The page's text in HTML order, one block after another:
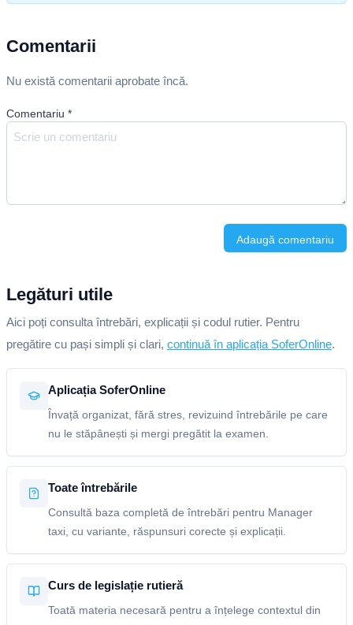
Comentarii
Nu există comentarii aprobate încă.
Comentariu *
Adaugă comentariu
Legături utile
Aici poți consulta întrebări, explicații și codul rutier. Pentru
pregătire cu pași simpli și clari, continuă în aplicația SoferOnline.
Aplicația SoferOnline
Învață organizat, fără stres, revizuind întrebările pe care
nu le stăpânești și mergi pregătit la examen.
Toate întrebările
Consultă baza completă de întrebări pentru Manager
taxi, cu variante, răspunsuri corecte și explicații.
Curs de legislație rutieră
Toată materia necesară pentru a înțelege contextul din